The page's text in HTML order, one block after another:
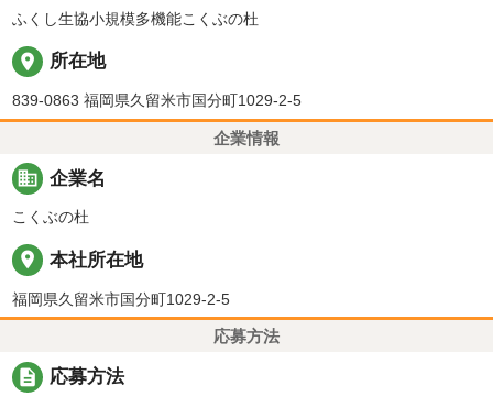
ふくし生協小規模多機能こくぶの杜
place 所在地
839-0863 福岡県久留米市国分町1029-2-5
企業情報
business 企業名
こくぶの杜
place 本社所在地
福岡県久留米市国分町1029-2-5
応募方法
description 応募方法